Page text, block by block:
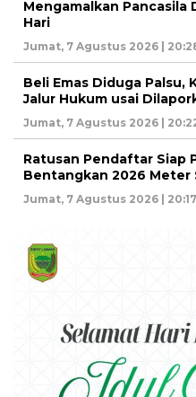
Mengamalkan Pancasila
Hari
Jumat, 7 Agustus 2026 |
Beli Emas Diduga Palsu,
Jalur Hukum usai
Jumat, 7 Agustus 2026 |
Ratusan Pendaftar Siap
Bentangkan 2026 Meter
Jumat, 7 Agustus 2026 |